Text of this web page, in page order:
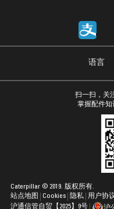
语言
扫一扫，关
掌握配件知
站点地图 Cookies 隐私 用户协
Caterpillar © 2019. 版权所有.
沪通信管自贸【2025】9号